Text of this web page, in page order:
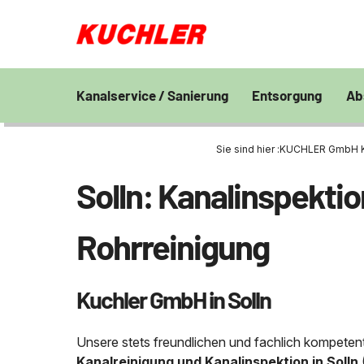
Kanalservice / Sanierung
Kanalsanierung Großprofilsanierung
Grubenentleerung
24h Notdienst
Umpumpen
Entsorgung
Entsorgung und
von Bohrschlamm
Saugwagen
Unternehmen
Stellenangebote
Kontakt
Sie sind hier :KUCHLER
Solln:
Rohrreinigung
Kuchler GmbH in Solln
Unsere stets freundlichen und fachlich